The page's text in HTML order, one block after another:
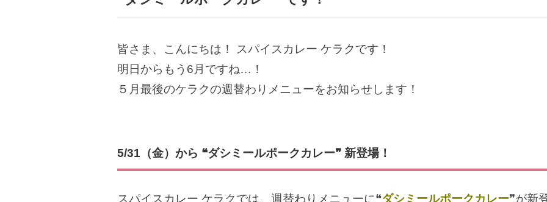
皆さま、こんにちは！ スパイスカレー ケラクです！
明日からもう6月ですね…！
５月最後のケラクの週替わりメニューをお知らせします！
5/31（金）から ❝ダシミールポークカレー❞ 新登場！
スパイスカレー ケラクでは、週替わりメニューに❝ダシミールポークカレー❞が新